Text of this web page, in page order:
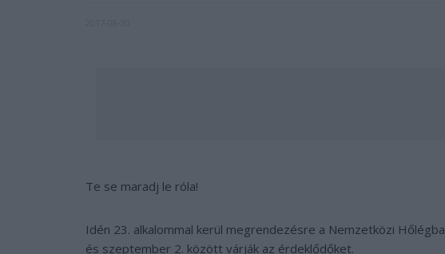
Te se maradj le róla!
Idén 23. alkalommal kerül megrendezésre a Nemzetközi
és szeptember 2. között várják az érdeklődőket.